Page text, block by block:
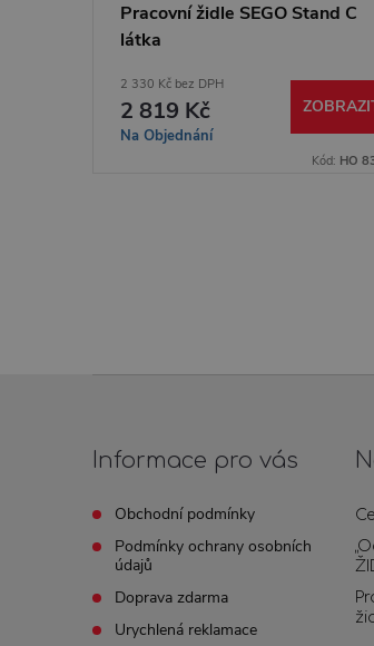
Pracovní židle SEGO Stand C
látka
2 330 Kč bez DPH
2 819 Kč
Na Objednání
Kód: HO
Informace pro vás
Obchodní podmínky
Podmínky ochrany osobních
údajů
Doprava zdarma
Urychlená reklamace